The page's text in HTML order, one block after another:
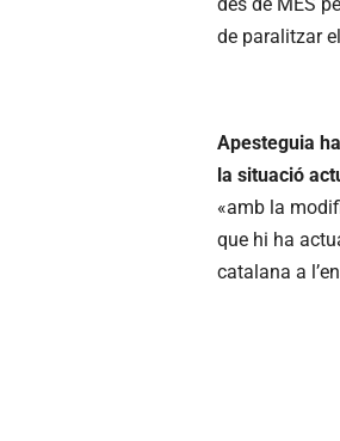
de paralitzar
Apesteguia
la situació
«amb la
que hi ha
catalana a